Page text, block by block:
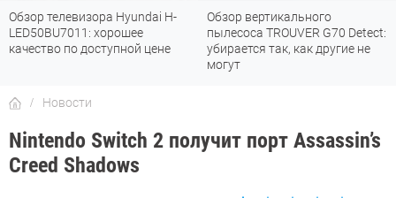
Обзор телевизора Hyundai H-
LED50BU7011: хорошее
качество по доступной цене
Обзор вертикального
пылесоса TROUVER G70 Detect:
убирается так, как другие не
могут
Новости
Nintendo Switch 2 получит порт Assassin’s
Creed Shadows